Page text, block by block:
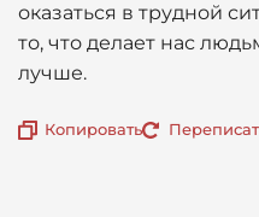
оказаться в трудной
то, что делает нас
лучше.
Копировать